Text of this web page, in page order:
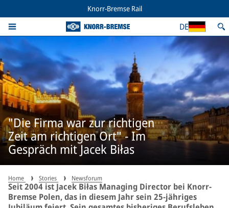
Knorr-Bremse Rail
DE
"Die Firma war zur richtigen
Zeit am richtigen Ort" - Im
Gespräch mit Jacek Biłas
Home Stories Newsforum
Seit 2004 ist Jacek Biłas Managing Director bei Knorr-
Bremse Polen, das in diesem Jahr sein 25-jähriges